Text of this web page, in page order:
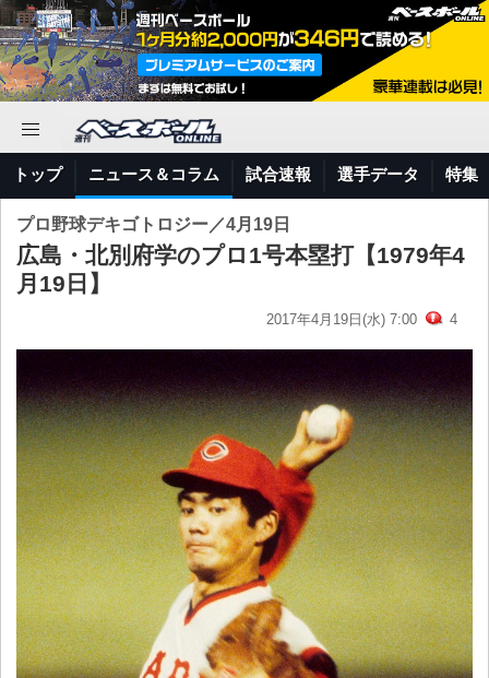
トップ ニュース＆コラム 試合速報 選手データ 特集
プロ野球デキゴトロジー／4月19日
広島・北別府学のプロ1号本塁打【1979年4
月19日】
2017年4月19日(水) 7:00 4